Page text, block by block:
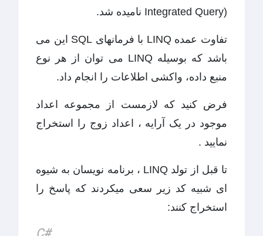
Integrated Query) نامیده شد.
تفاوت عمده LINQ با فرمانهای SQL این می
باشد که بوسیله LINQ می توان از هر نوع
منبع داده، واکشی اطلاعات را انجام داد.
فرض کنید که لازمست از مجموعه اعداد
موجود در یک آرایه ، اعداد زوج را استخراج
نمایید .
تا قبل از تولد LINQ ، برنامه نویسان به شیوه
ای شبیه کد زیر سعی میکردند که پاسخ را
استخراج کنند: